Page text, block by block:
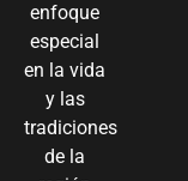
enfoque
especial
en la vida
y las
tradiciones
de la